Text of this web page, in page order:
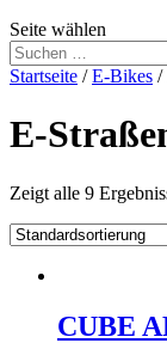
Seite wählen
Startseite /E-Bikes /
E-
Zeigt alle 9
CUBE